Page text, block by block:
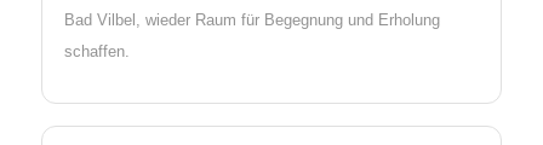
Bad Vilbel, wieder Raum für Begegnung und Erholung
schaffen.